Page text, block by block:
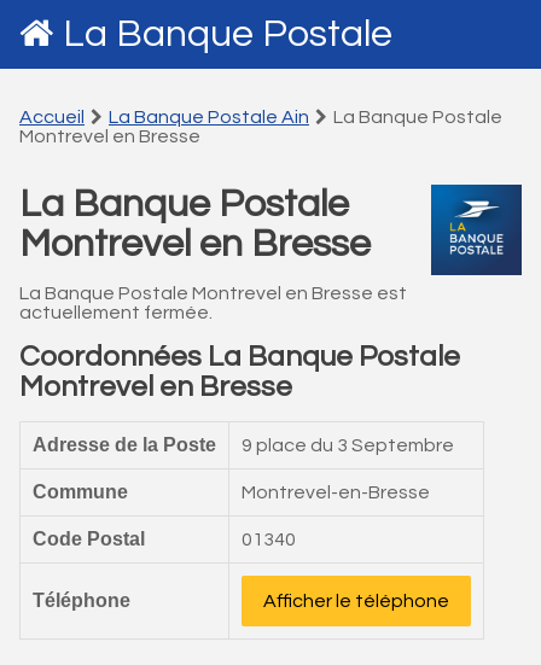
La Banque Postale
Accueil La Banque Postale Ain
La Banque Postale
Montrevel en Bresse
La Banque Postale
Montrevel en Bresse
La Banque Postale Montrevel en Bresse est
actuellement fermée.
Coordonnées La Banque Postale
Montrevel en Bresse
Adresse de la Poste 9 place du 3 Septembre
Commune Montrevel-en-Bresse
Code Postal 01340
Téléphone Afficher le téléphone